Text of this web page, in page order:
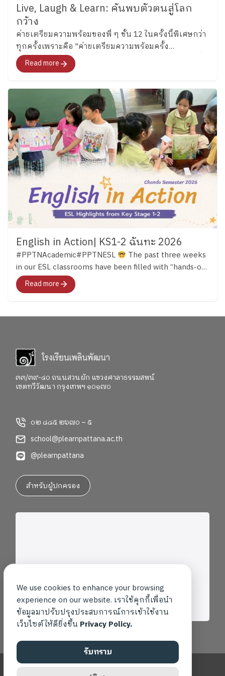
Live, Laugh & Learn: ค้นพบตัวตนสู่โลก
กว้าง
ค่ายเตรียมความพร้อมของพี่ ๆ ชั้น 12 ในครั้งนี้พิเศษกว่า
ทุกครั้งเพราะคือ "ค่ายเตรียมความพร้อมครั้ง
สุดท้าย"สำหรับอนาคตที่พวกเขากำลังจะก้าวไปเผชิญที่
จะพาทุกคนไปสำรวจอารมณ์ ความรู้สึก และค้นหาคำ
Read more
English in Action| KS1-2 ฉันทะ 2026
#PPTNAcademic#PPTNESL
The past three weeks
in our ESL classrooms have been filled with “hands-on
learning.” Across both Key Stage 1 and Key Stage 2,
students have continued developing their English skills
experiences that bring language to life. …ผ่านมาแล้วก
ภาษามาสู่ชีวิตจริงด้วยการลงมือทำกิจกรรมต่าง ๆ มา
ติดตามไปด้วยกันค่ะ
Key Stage 1 in Action In Key
Stage 1, students were using English in many different
ways both inside and outside the classroom. Alongside
through stories, discussions, and group activities.
English Clubs added even more opportunities for
learning. In the English Cooking Club, students
followed English instructions to make their own
“HAM & CHEESE sandwiches” while learning about
ingredients and sequencing. In the Creative Hands
Club, they used pipe cleaners to create colorful food
models and crafts. Meanwhile, young authors in the
remember, involve me and I learn.” As students grow
older, English learning becomes a tool for deeper
thinking and communication. Over the past two weeks,
students in Key Stage 2 continued strengthening their
language skills through activities that encouraged
them to discuss, analyze, and express ideas with
confidence.
“STORYBOOKS and NOVELS” including
reading passages became starting points for
conversations in class. Students shared opinions,
Read more
๓๓/๓๙-๔๐ ถนนสวนผัก แขวงศาลาธรรมสพน์
เขตทวีวัฒนา กรุงเทพฯ ๑๐๑๗๐
๐๒ ๘๘๕ ๒๖๗๐ – ๕
school@plearnpattana.ac.th
@plearnpattana
สำหรับผู้ปกครอง
Copyright ©2026 โรงเรียนเพลินพัฒนา สงวนสิทธิ์ทุกประการ
We use cookies to enhance your browsing
experience on our website. เราใช้คุกกี้เพื่อนำ
ข้อมูลมาปรับปรุงประสบการณ์การเข้าใช้งาน
เว็บไซต์ให้ดียิ่งขึ้น Privacy Policy.
รับทราบ